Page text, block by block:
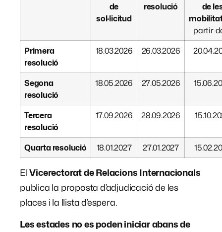
de
sol·licitud
resolució
de
partir
Primera
resolució
18.03.2026 26.03.2026
Segona
resolució
18.05.2026 27.05.2026
Tercera
resolució
17.09.2026 28.09.2026
Quarta resolució 18.01.2027 27.01.2027
ElVicerectorat de Relacions Internacionals
publica la proposta d’adjudicació de les
places i la llista d’espera.
Les estades no es poden iniciar abans de